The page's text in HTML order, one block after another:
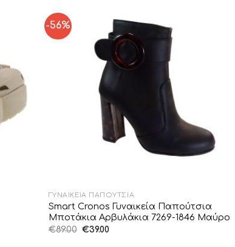
-56%
ΓΥΝΑΙΚΕΊΑ ΠΑΠΟΎΤΣΙΑ
Smart Cronos Γυναικεία Παπούτσια
Μποτάκια Αρβυλάκια 7269-1846 Μαύρο
€89.00 Original
€39.00